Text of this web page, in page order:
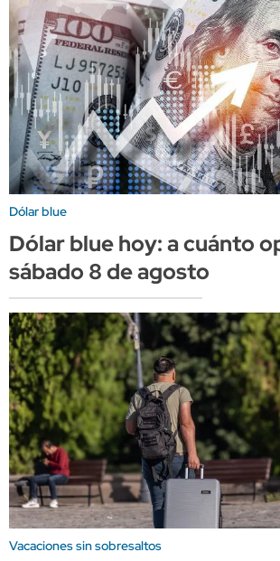
Dólar blue
Dólar blue hoy: a cuánto
sábado 8 de agosto
Vacaciones sin sobresaltos